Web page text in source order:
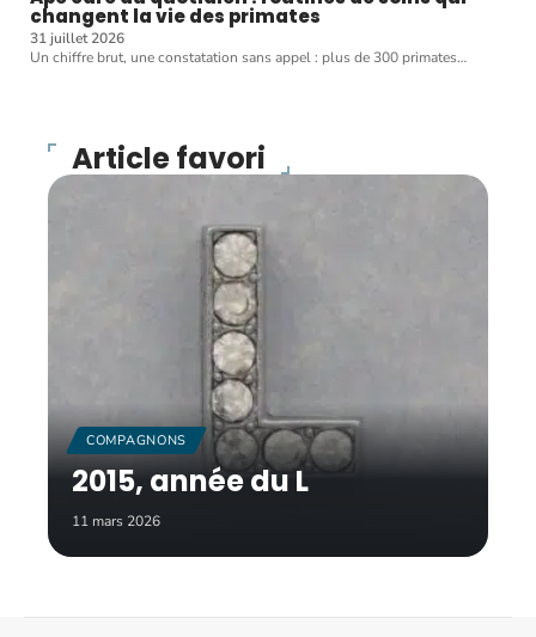
changent la vie des primates
31 juillet 2026
Un chiffre brut, une constatation sans appel : plus de 300 primates…
Article favori
COMPAGNONS
2015, année du L
11 mars 2026